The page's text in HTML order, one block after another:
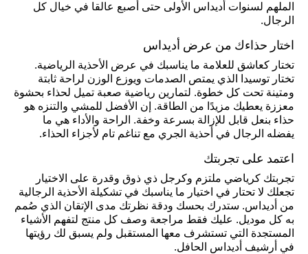
الملهم لسنوات أديداس الأولى حتى أصبع عالقا في خيال كل
الرجال.
اختار حذاءك من عرض أديداس
تختار كعاشق للعلامة ما يناسبك في عرض الأحذية الرياضية.
تختار توسيدا الذي يمتص الصدمات ويوزع الوزن لراحة ثابتة
ومتينة تحت كل خطوة. لتمارين رياضية صعبة تميل لحذاء بحشوة
معززة يعطيك مزيدًا من الطاقة. إن الأفضل للمشي والتنزه هو
حذاء بنعل قابل للإزالة بسرعة وخفة. الراحة والأداء هي ما
يفضله الرجال في أحذية الجري مع تناغم تام لأجزاء الحذاء.
اعتمد على تجربتك
تجربتك كرياضي ملتزم وكرجل ذي ذوق وقدرة على الاختيار
تجعلك لا تحتار في اختيار ما يناسبك في تشكيلة الأحذية الرجالية
من أديداس. ستدرك بحسك ودقة نظرتك مدى الإتقان الذي صُمم
به كل موديل. عليك فقط مراجعة وصف كل منتج لتفهم الأشياء
المستجدة التي تستشرف معها المستقبل ولم يسبق لك رؤيتها
في أرشيف أديداس الحافل.